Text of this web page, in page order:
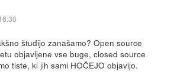
študijo zanašamo? Open source
objavljene vse buge, closed source
tiste, ki jih sami HOČEJO objavijo.